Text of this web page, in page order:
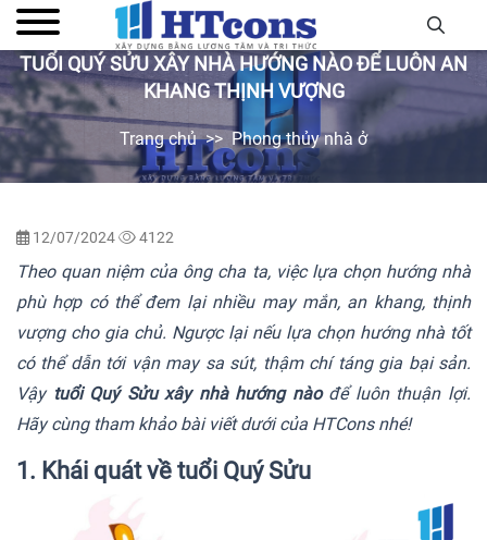
TUỔI QUÝ SỬU XÂY NHÀ HƯỚNG NÀO ĐỂ LUÔN AN
KHANG THỊNH VƯỢNG
Trang chủ Phong thủy nhà ở
12/07/2024 4122
Theo quan niệm của ông cha ta, việc lựa chọn hướng nhà
phù hợp có thể đem lại nhiều may mắn, an khang, thịnh
vượng cho gia chủ. Ngược lại nếu lựa chọn hướng nhà tốt
có thể dẫn tới vận may sa sút, thậm chí táng gia bại sản.
Vậytuổi Quý Sửu xây nhà hướng nàođể luôn thuận lợi.
Hãy cùng tham khảo bài viết dưới của HTCons nhé!
1. Khái quát về tuổi Quý Sửu